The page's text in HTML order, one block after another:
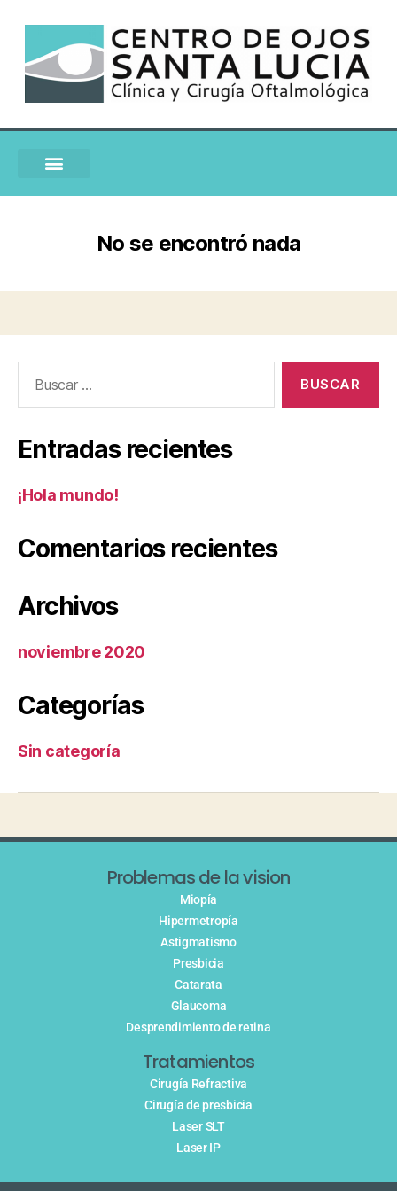
No se encontró nada
Entradas recientes
¡Hola mundo!
Comentarios recientes
Archivos
noviembre 2020
Categorías
Sin categoría
Problemas de la vision
Miopía
Hipermetropía
Astigmatismo
Presbicia
Catarata
Glaucoma
Desprendimiento de retina
Tratamientos
Cirugía Refractiva
Cirugía de presbicia
Laser SLT
Laser IP